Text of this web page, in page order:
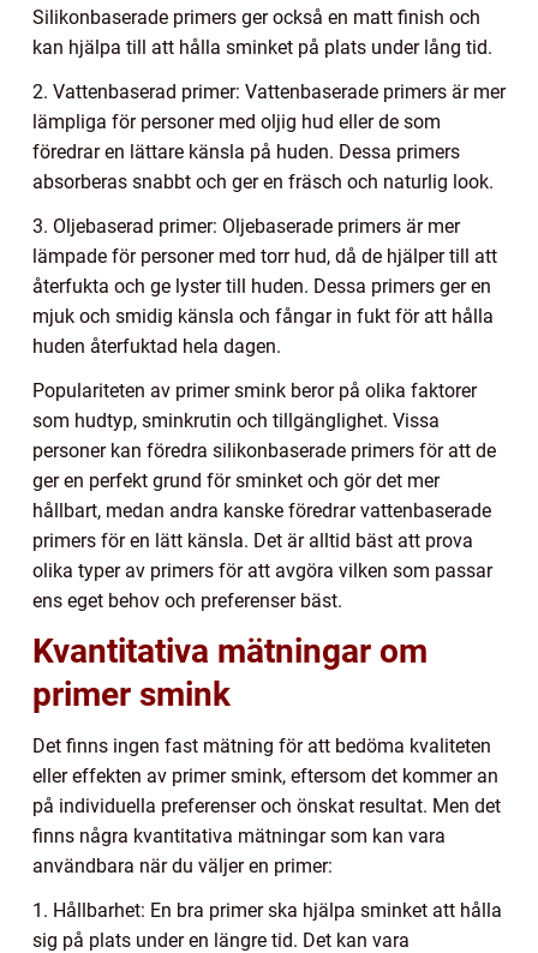
Silikonbaserade primers ger också en matt finish och
kan hjälpa till att hålla sminket på plats under lång tid.
2. Vattenbaserad primer: Vattenbaserade primers är mer
lämpliga för personer med oljig hud eller de som
föredrar en lättare känsla på huden. Dessa primers
absorberas snabbt och ger en fräsch och naturlig look.
3. Oljebaserad primer: Oljebaserade primers är mer
lämpade för personer med torr hud, då de hjälper till att
återfukta och ge lyster till huden. Dessa primers ger en
mjuk och smidig känsla och fångar in fukt för att hålla
huden återfuktad hela dagen.
Populariteten av primer smink beror på olika faktorer
som hudtyp, sminkrutin och tillgänglighet. Vissa
personer kan föredra silikonbaserade primers för att de
ger en perfekt grund för sminket och gör det mer
hållbart, medan andra kanske föredrar vattenbaserade
primers för en lätt känsla. Det är alltid bäst att prova
olika typer av primers för att avgöra vilken som passar
ens eget behov och preferenser bäst.
Kvantitativa mätningar om
primer smink
Det finns ingen fast mätning för att bedöma kvaliteten
eller effekten av primer smink, eftersom det kommer an
på individuella preferenser och önskat resultat. Men det
finns några kvantitativa mätningar som kan vara
användbara när du väljer en primer:
1. Hållbarhet: En bra primer ska hjälpa sminket att hålla
sig på plats under en längre tid. Det kan vara